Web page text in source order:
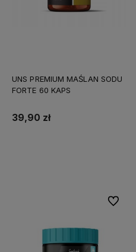
UNS PREMIUM MAŚLAN SODU
FORTE 60 KAPS
39,90 zł
Do